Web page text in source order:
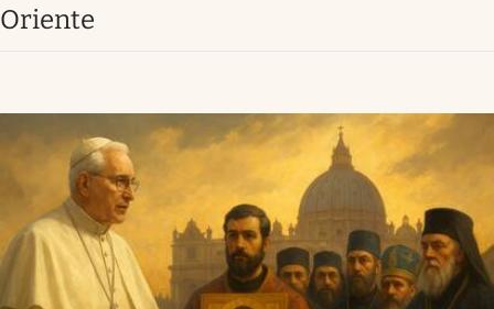
Oriente